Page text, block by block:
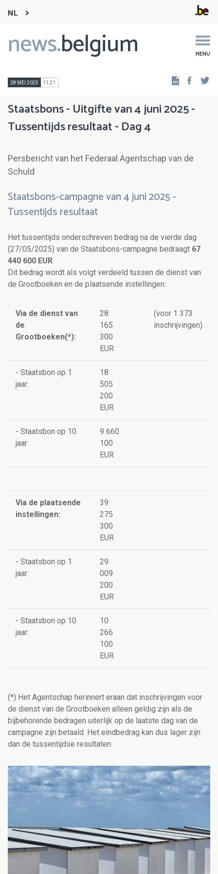
NL
news.belgium MENU
Main
navigation
28 MEI 2025 11:21
Staatsbons - Uitgifte van 4 juni 2025 -
Tussentijds resultaat - Dag 4
Persbericht van het Federaal Agentschap van de
Schuld
Staatsbons-campagne van 4 juni 2025 -
Tussentijds resultaat
Het tussentijds onderschreven bedrag na de vierde dag
(27/05/2025) van de Staatsbons-campagne bedraagt 67
440 600 EUR.
Dit bedrag wordt als volgt verdeeld tussen de dienst van
de Grootboeken en de plaatsende instellingen:
Via de dienst van
de
Grootboeken(*):
28
165
300
EUR
(voor 1 373
inschrijvingen)
- Staatsbon op 1
jaar:
18
505
200
EUR
- Staatsbon op 10
jaar:
9 660
100
EUR
Via de plaatsende
instellingen:
39
275
300
EUR
- Staatsbon op 1
jaar:
29
009
200
EUR
- Staatsbon op 10
jaar:
10
266
100
EUR
(*) Het Agentschap herinnert eraan dat inschrijvingen voor
de dienst van de Grootboeken alleen geldig zijn als de
bijbehorende bedragen uiterlijk op de laatste dag van de
campagne zijn betaald. Het eindbedrag kan dus lager zijn
dan de tussentijdse resultaten.